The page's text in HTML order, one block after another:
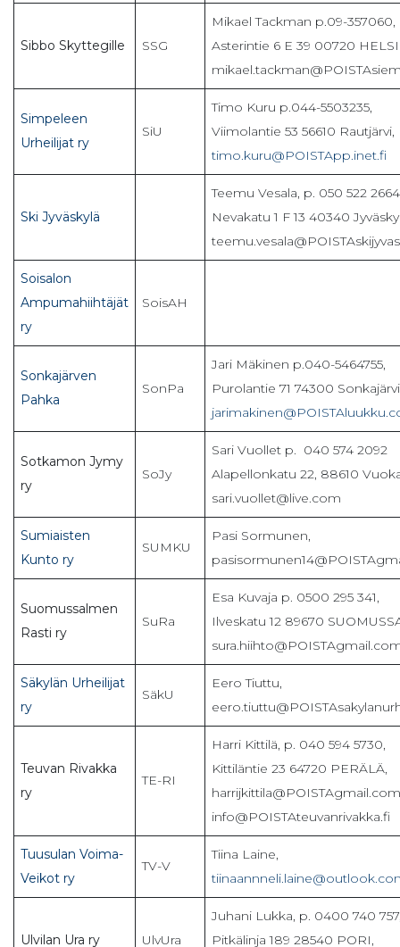
Sibbo Skyttegille SSG
Mikael Tackman p.09-357060,
Asterintie 6 E 39 00720
Simpeleen
Urheilijat ry
SiU
Timo Kuru p.044-5503235,
Viimolantie 53 56610 Rautjärvi,
timo.kuru@POISTApp.inet.fi
Ski Jyväskylä
Teemu Vesala, p. 050 522
Nevakatu 1 F 13 40340
Soisalon
Ampumahiihtäjät
ry
SoisAH
Sonkajärven
Pahka
SonPa
Jari Mäkinen p.040-5464755,
Purolantie 71 74300
Sotkamon Jymy
ry
SoJy
Sari Vuollet p. 040 574 2092
Alapellonkatu 22, 88610
sari.vuollet@live.com
Sumiaisten
Kunto ry
SUMKU
Pasi Sormunen,
Suomussalmen
Rasti ry
SuRa
Esa Kuvaja p. 0500 295 341,
Ilveskatu 12 89670
Säkylän Urheilijat
ry
SäkU
Eero Tiuttu,
Teuvan Rivakka
ry
TE-RI
Harri Kittilä, p. 040 594 5730,
Kittiläntie 23 64720 PERÄLÄ,
info@POISTAteuvanrivakka.fi
Tuusulan Voima-
Veikot ry
TV-V
Tiina Laine,
Ulvilan Ura ry UlvUra
Juhani Lukka, p. 0400 740
Pitkälinja 189 28540 PORI,